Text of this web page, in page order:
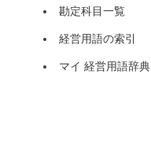
勘定科目一覧
経営用語の索引
マイ 経営用語辞典